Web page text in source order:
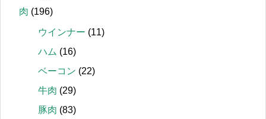
肉 (196)
ウインナー (11)
ハム (16)
ベーコン (22)
牛肉 (29)
豚肉 (83)